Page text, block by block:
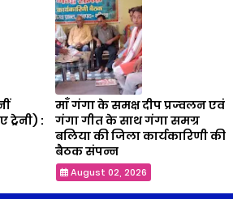
ट्रेनी) :
माँ गंगा के समक्ष दीप प्रज्वलन एवं
गंगा गीत के साथ गंगा समग्र
बलिया की जिला कार्यकारिणी की
बैठक संपन्न
August 02, 2026